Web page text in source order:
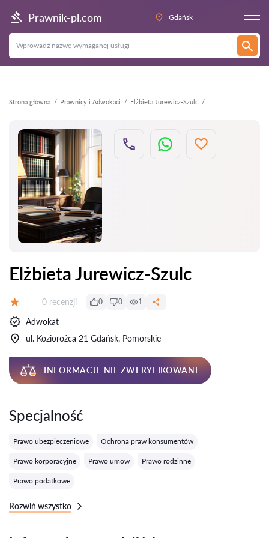
Prawnik-pl.com Gdańsk
Strona główna Prawnicy i Adwokaci Elżbieta Jurewicz-Szulc
Wstecz
Elżbieta Jurewicz-Szulc
Recenzji:
0 recenzji 0 0 1
Adwokat
ul. Koziorożca 21 Gdańsk, Pomorskie
INFORMACJE NIE ZWERYFIKOWANE
Specjalność
Prawo ubezpieczeniowe Ochrona praw konsumentów
Prawo korporacyjne Prawo umów Prawo rodzinne
Prawo podatkowe
Rozwiń wszystko